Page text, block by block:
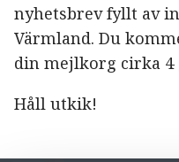
nyhetsbrev fyllt av
Värmland. Du
din mejlkorg cirka 4
Håll utkik!